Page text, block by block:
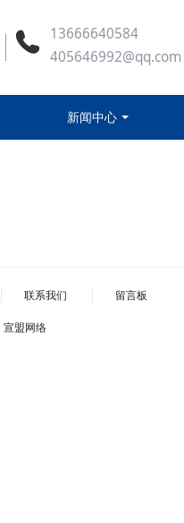
13666640584
405646992@qq.com
新闻中心
联系我们 留言板
宣盟网络